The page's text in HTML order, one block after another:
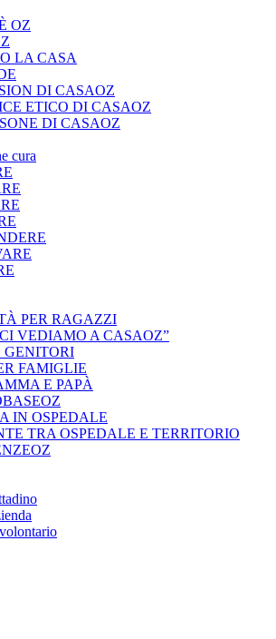
OZ
LA CASA
DI CASAOZ
ETICO DI CASAOZ
DI CASAOZ
cura
PER RAGAZZI
VEDIAMO A CASAOZ”
GENITORI
FAMIGLIE
E PAPÀ
IN OSPEDALE
TRA OSPEDALE E TERRITORIO